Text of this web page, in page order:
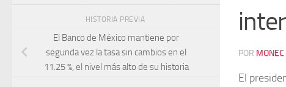
POR MONEC
El
HISTORIA PREVIA
El Banco de México mantiene por
segunda vez la tasa sin cambios en el
11.25 %, el nivel más alto de su historia